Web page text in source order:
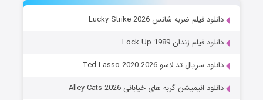
دانلود فیلم ضربه شانس Lucky Strike 2026
دانلود فیلم زندان Lock Up 1989
دانلود سریال تد لاسو Ted Lasso 2020-2026
دانلود انیمیشن گربه های خیابانی Alley Cats 2026